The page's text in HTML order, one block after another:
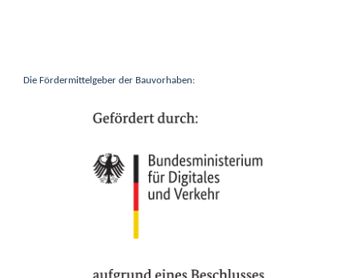
Die Fördermittelgeber der Bauvorhaben: